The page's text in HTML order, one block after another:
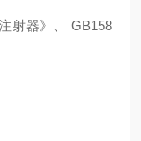
射器》、
GB158